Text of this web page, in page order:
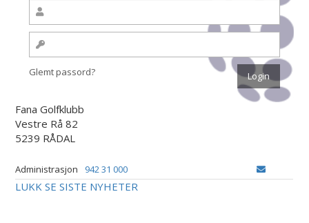
Glemt passord?
Fana Golfklubb
Vestre Rå 82
5239 RÅDAL
Administrasjon 942 31 000
LUKK SE SISTE NYHETER